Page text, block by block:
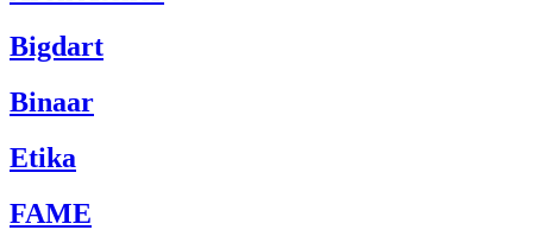
Bigdart
Binaar
Etika
FAME